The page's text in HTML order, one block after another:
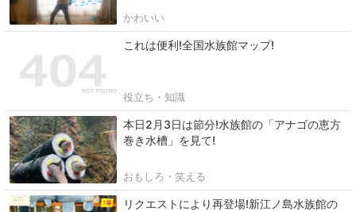
かわいい
これは便利!全国水族館マップ!
役立ち・知識
本日2月3日は節分!水族館の「アナゴの恵方
巻き水槽」を見て!
おもしろ・笑える
リクエストにより再登場!新江ノ島水族館の